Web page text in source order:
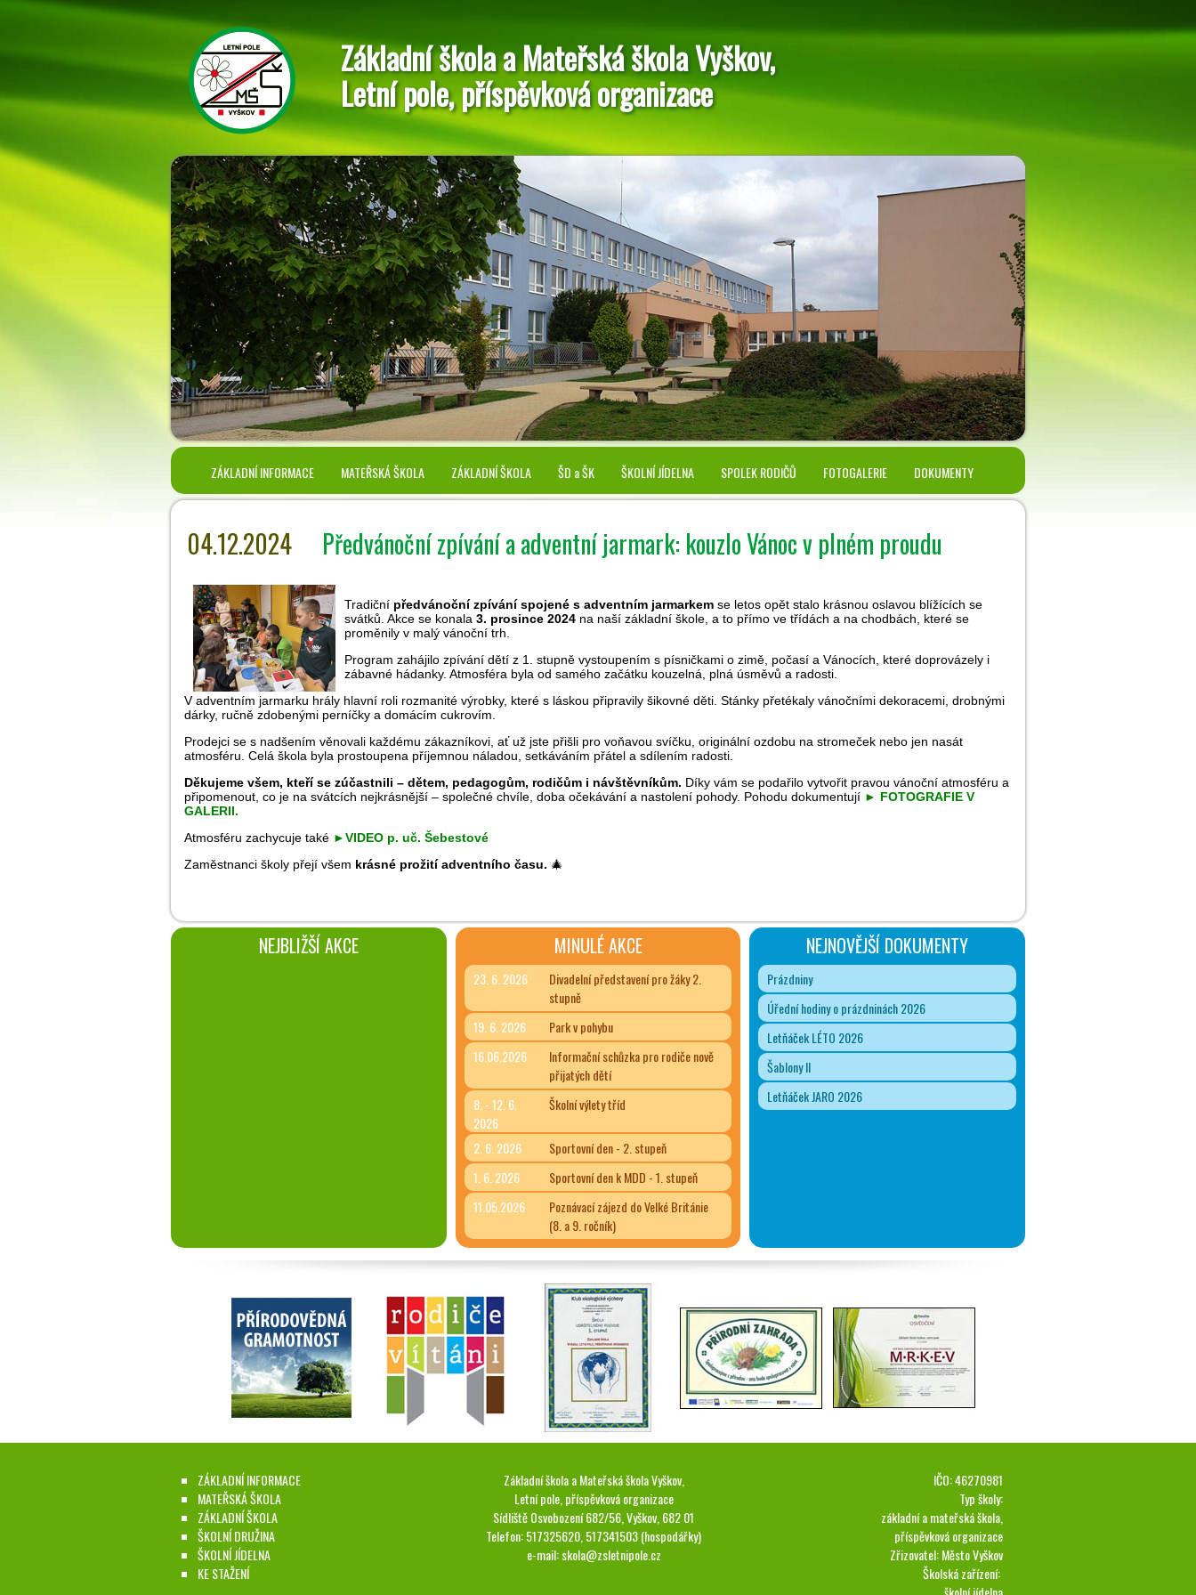
Základní škola a Mateřská škola Vyškov,
Letní pole, příspěvková organizace
ZÁKLADNÍ INFORMACE MATEŘSKÁ ŠKOLA ZÁKLADNÍ ŠKOLA ŠD a ŠK ŠKOLNÍ JÍDELNA SPOLEK RODIČŮ FOTOGALERIE DOKUMENTY
04.12.2024 Předvánoční zpívání a adventní jarmark: kouzlo Vánoc v plném proudu
Tradiční předvánoční zpívání spojené s adventním jarmarkem se letos opět stalo krásnou oslavou blížících se
svátků. Akce se konala 3. prosince 2024 na naší základní škole, a to přímo ve třídách a na chodbách, které se
proměnily v malý vánoční trh.
Program zahájilo zpívání dětí z 1. stupně vystoupením s písničkami o zimě, počasí a Vánocích, které doprovázely i
zábavné hádanky. Atmosféra byla od samého začátku kouzelná, plná úsměvů a radosti.
V adventním jarmarku hrály hlavní roli rozmanité výrobky, které s láskou připravily šikovné děti. Stánky přetékaly vánočními dekoracemi, drobnými
dárky, ručně zdobenými perníčky a domácím cukrovím.
Prodejci se s nadšením věnovali každému zákazníkovi, ať už jste přišli pro voňavou svíčku, originální ozdobu na stromeček nebo jen nasát
atmosféru. Celá škola byla prostoupena příjemnou náladou, setkáváním přátel a sdílením radosti.
Děkujeme všem, kteří se zúčastnili – dětem, pedagogům, rodičům i návštěvníkům. Díky vám se podařilo vytvořit pravou vánoční atmosféru a
připomenout, co je na svátcích nejkrásnější – společné chvíle, doba očekávání a nastolení pohody. Pohodu dokumentují ► FOTOGRAFIE V
GALERII.
Atmosféru zachycuje také ►VIDEO p. uč. Šebestové
Zaměstnanci školy přejí všem krásné prožití adventního času. 🎄
NEJBLIŽŠÍ AKCE MINULÉ AKCE
23. 6. 2026
Divadelní představení pro žáky 2.
stupně
19. 6. 2026
Park v pohybu
16.06.2026
Informační schůzka pro rodiče nově
přijatých dětí
8. - 12. 6.
2026
Školní výlety tříd
2. 6. 2026
Sportovní den - 2. stupeň
1. 6. 2026
Sportovní den k MDD - 1. stupeň
11.05.2026
Poznávací zájezd do Velké Británie
(8. a 9. ročník)
NEJNOVĚJŠÍ DOKUMENTY
Prázdniny
Úřední hodiny o prázdninách 2026
Letňáček LÉTO 2026
Šablony II
Letňáček JARO 2026
ZÁKLADNÍ INFORMACE
MATEŘSKÁ ŠKOLA
ZÁKLADNÍ ŠKOLA
ŠKOLNÍ DRUŽINA
ŠKOLNÍ JÍDELNA
KE STAŽENÍ
Základní škola a Mateřská škola Vyškov,
Letní pole, příspěvková organizace
Sídliště Osvobození 682/56, Vyškov, 682 01
Telefon: 517325620, 517341503 (hospodářky)
e-mail:skola@zsletnipole.cz
IČO: 46270981
Typ školy:
základní a mateřská škola,
příspěvková organizace
Zřizovatel: Město Vyškov
Školská zařízení: